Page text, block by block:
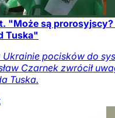
"Może są
Tuska"
Ukrainie pocisków do
Czarnek zwrócił
Tuska.